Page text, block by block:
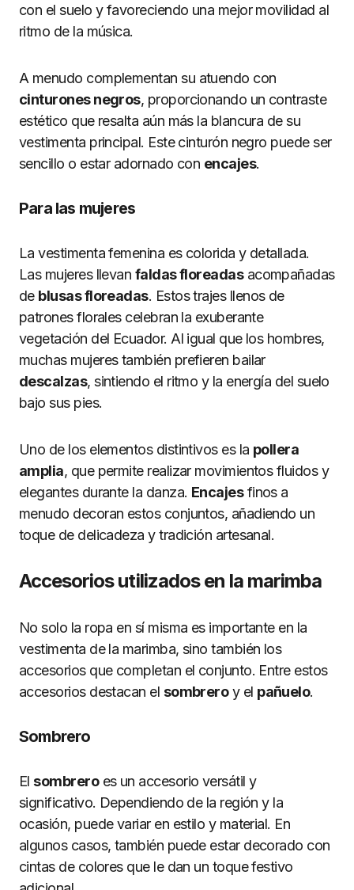
con el suelo y favoreciendo una mejor movilidad al
ritmo de la música.
A menudo complementan su atuendo con
cinturones negros, proporcionando un contraste
estético que resalta aún más la blancura de su
vestimenta principal. Este cinturón negro puede ser
sencillo o estar adornado con encajes.
Para las mujeres
La vestimenta femenina es colorida y detallada.
Las mujeres llevan faldas floreadasacompañadas
de blusas floreadas. Estos trajes llenos de
patrones florales celebran la exuberante
vegetación del Ecuador. Al igual que los hombres,
muchas mujeres también prefieren bailar
descalzas, sintiendo el ritmo y la energía del suelo
bajo sus pies.
Uno de los elementos distintivos es la pollera
amplia, que permite realizar movimientos fluidos y
elegantes durante la danza. Encajesfinos a
menudo decoran estos conjuntos, añadiendo un
toque de delicadeza y tradición artesanal.
Accesorios utilizados en la marimba
No solo la ropa en sí misma es importante en la
vestimenta de la marimba, sino también los
accesorios que completan el conjunto. Entre estos
accesorios destacan el sombreroy el pañuelo.
Sombrero
El sombreroes un accesorio versátil y
significativo. Dependiendo de la región y la
ocasión, puede variar en estilo y material. En
algunos casos, también puede estar decorado con
cintas de colores que le dan un toque festivo